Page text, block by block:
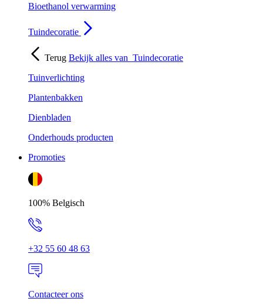
Bioethanol verwarming
Tuindecoratie
Terug Bekijk alles van Tuindecoratie
Tuinverlichting
Plantenbakken
Dienbladen
Onderhouds producten
Promoties
100% Belgisch
+32 55 60 48 63
Contacteer ons